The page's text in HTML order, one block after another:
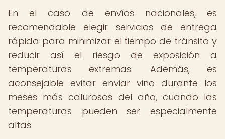
En el caso de envíos nacionales, es
recomendable elegir servicios de entrega
rápida para minimizar el tiempo de tránsito y
reducir así el riesgo de exposición a
temperaturas extremas. Además, es
aconsejable evitar enviar vino durante los
meses más calurosos del año, cuando las
temperaturas pueden ser especialmente
altas.